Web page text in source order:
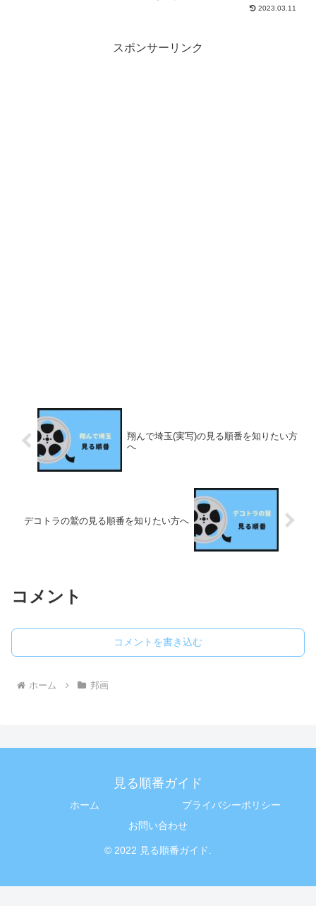
2023.03.11
スポンサーリンク
翔んで埼玉(実写)の見る順番を知りたい方
へ
デコトラの鷲の見る順番を知りたい方へ
コメント
コメントを書き込む
ホーム 邦画
見る順番ガイド
ホーム
プライバシーポリシー
お問い合わせ
© 2022 見る順番ガイド.